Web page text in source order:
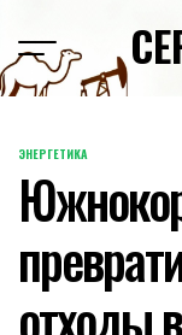
content
POSTED
IN
ЭНЕРГЕТИКА
отходы в